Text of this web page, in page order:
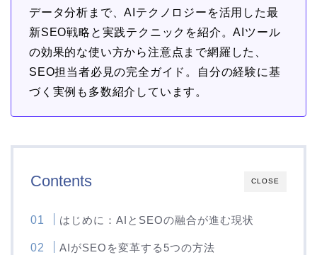
データ分析まで、AIテクノロジーを活用した最
新SEO戦略と実践テクニックを紹介。AIツール
の効果的な使い方から注意点まで網羅した、
SEO担当者必見の完全ガイド。自分の経験に基
づく実例も多数紹介しています。
CLOSE
Contents
はじめに：AIとSEOの融合が進む現状
AIがSEOを変革する5つの方法